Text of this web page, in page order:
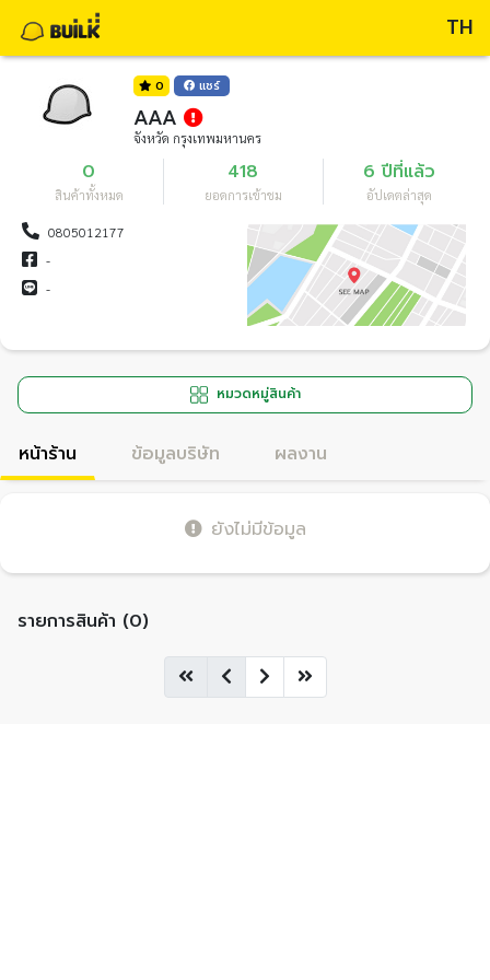
TH
0 แชร์
AAA
จังหวัด กรุงเทพมหานคร
0
สินค้าทั้งหมด
418
ยอดการเข้าชม
6 ปีที่แล้ว
อัปเดตล่าสุด
0805012177
-
-
หมวดหมู่สินค้า
หน้าร้าน ข้อมูลบริษัท ผลงาน
ยังไม่มีข้อมูล
รายการสินค้า (0)